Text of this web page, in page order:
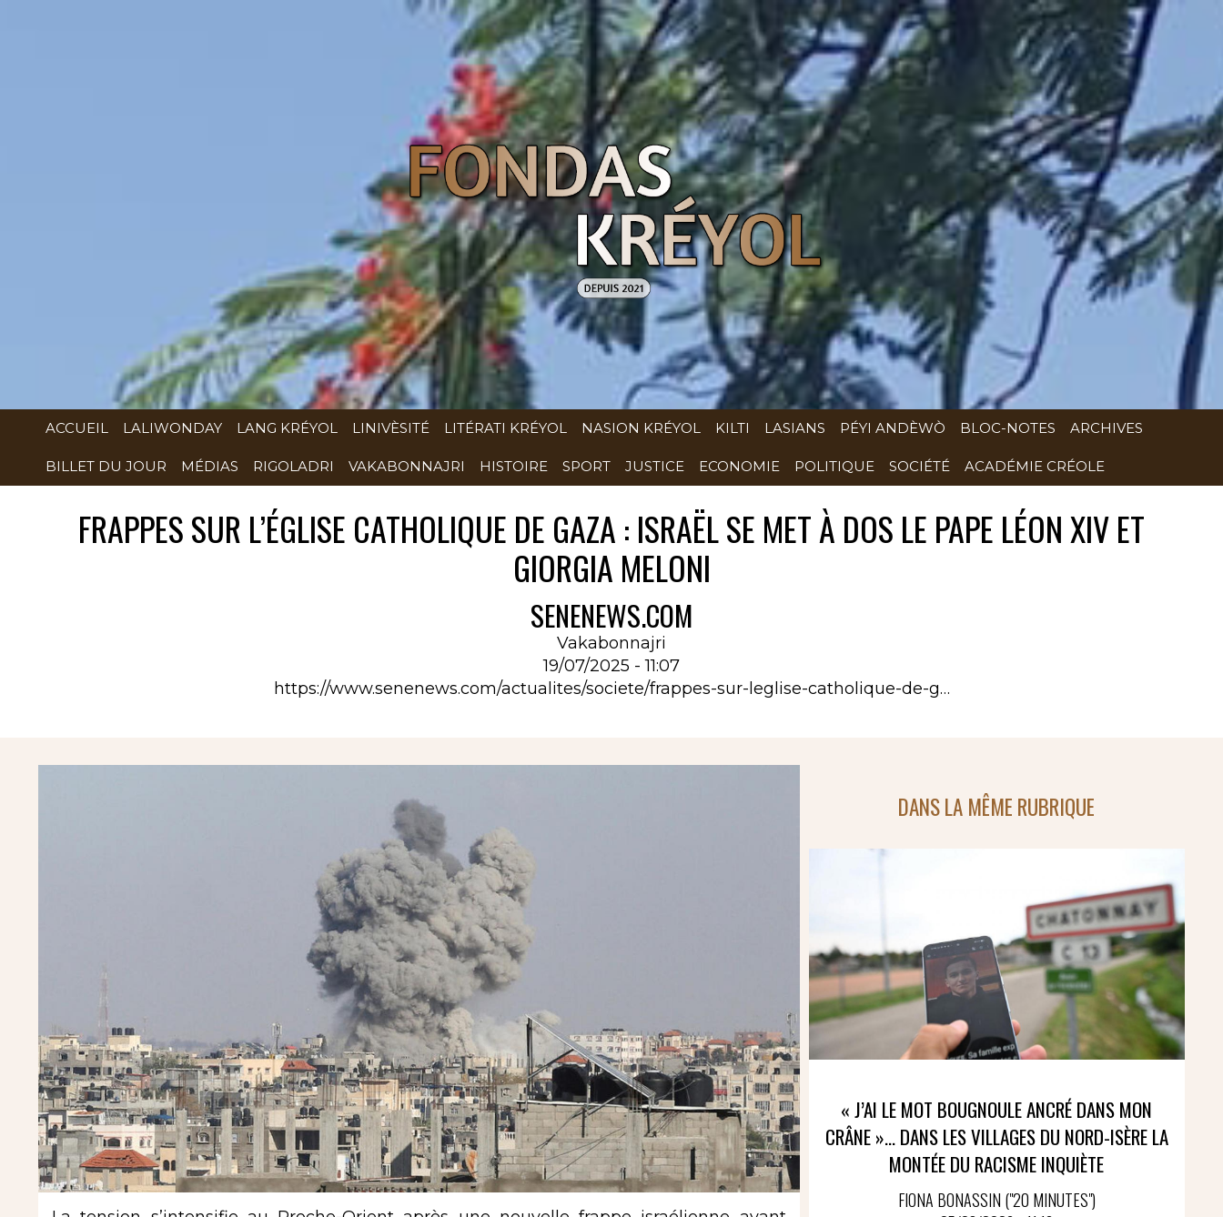
ACCUEIL LALIWONDAY LANG KRÉYOL LINIVÈSITÉ LITÉRATI KRÉYOL NASION KRÉYOL KILTI LASIANS PÉYI ANDÈWÒ BLOC-NOTES ARCHIVES
BILLET DU JOUR MÉDIAS RIGOLADRI VAKABONNAJRI HISTOIRE SPORT JUSTICE ECONOMIE POLITIQUE SOCIÉTÉ ACADÉMIE CRÉOLE
FRAPPES SUR L’ÉGLISE CATHOLIQUE DE GAZA : ISRAËL SE MET À DOS LE PAPE LÉON XIV ET
GIORGIA MELONI
SENENEWS.COM
Vakabonnajri
19/07/2025 - 11:07
https://www.senenews.com/actualites/societe/frappes-sur-leglise-catholique-de-g…
DANS LA MÊME RUBRIQUE
« J’AI LE MOT BOUGNOULE ANCRÉ DANS MON
CRÂNE »… DANS LES VILLAGES DU NORD-ISÈRE LA
MONTÉE DU RACISME INQUIÈTE
FIONA BONASSIN ("20 MINUTES")